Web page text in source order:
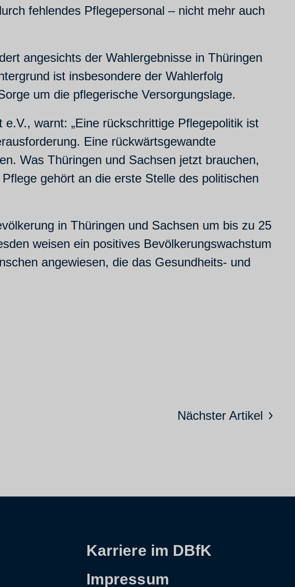
fehlendes Pflegepersonal – nicht mehr auch
angesichts der Wahlergebnisse in Thüringen
ist insbesondere der Wahlerfolg
um die pflegerische Versorgungslage.
warnt: „Eine rückschrittige Pflegepolitik ist
Eine rückwärtsgewandte
Was Thüringen und Sachsen jetzt brauchen,
gehört an die erste Stelle des politischen
in Thüringen und Sachsen um bis zu 25
weisen ein positives Bevölkerungswachstum
angewiesen, die das Gesundheits- und
Nächster Artikel
Karriere im DBfK
Impressum